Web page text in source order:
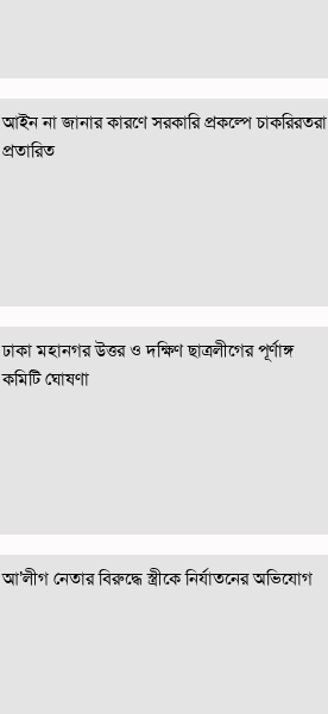
আইন না জানার কারণে সরকারি প্রকল্পে চাকরিরতরা
প্রতারিত
ঢাকা মহানগর উত্তর ও দক্ষিণ ছাত্রলীগের পূর্ণাঙ্গ
কমিটি ঘোষণা
আ’লীগ নেতার বিরুদ্ধে স্ত্রীকে নির্যাতনের অভিযোগ